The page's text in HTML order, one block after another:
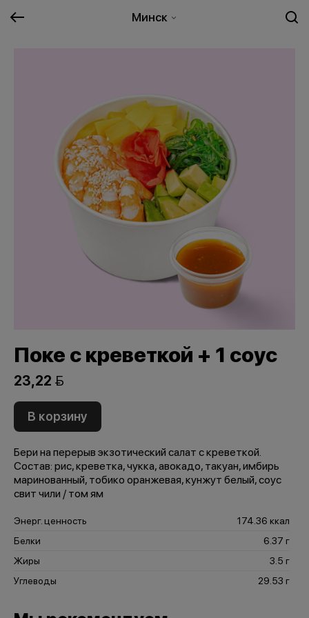
Минск
Поке с креветкой + 1 соус
23,22 
В корзину
Бери на перерыв экзотический салат с креветкой.
Состав: рис, креветка, чукка, авокадо, такуан, имбирь
маринованный, тобико оранжевая, кунжут белый, соус
свит чили / том ям
Энерг. ценность
174.36 ккал
Белки
6.37 г
Жиры
3.5 г
Углеводы
29.53 г